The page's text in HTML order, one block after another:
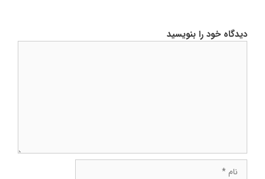
دیدگاه خود را بنویسید